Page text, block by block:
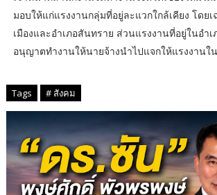
มอบให้แก่แรงงานกลุ่มที่อยู่ละแวกใกล้เคียง โดย
เมืองและอำเภอสันทราย ส่วนแรงงานที่อยู่ในอำ
อนุญาตทำงานให้นายจ้างนำไปแจกให้แรงงานใ
Tags # สังคม